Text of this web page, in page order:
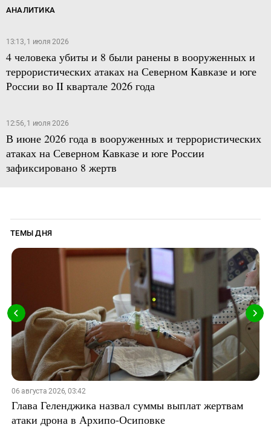
АНАЛИТИКА
13:13, 1 июля 2026
4 человека убиты и 8 были ранены в вооруженных и
террористических атаках на Северном Кавказе и юге
России во II квартале 2026 года
12:56, 1 июля 2026
В июне 2026 года в вооруженных и террористических
атаках на Северном Кавказе и юге России
зафиксировано 8 жертв
ТЕМЫ ДНЯ
06 августа 2026, 03:42
Глава Геленджика назвал суммы выплат жертвам
атаки дрона в Архипо-Осиповке